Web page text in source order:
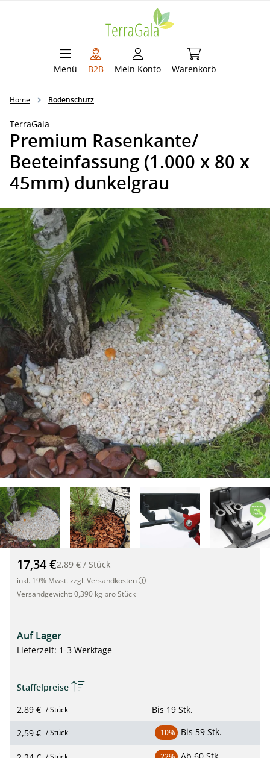
Menü B2B Mein Konto Warenkorb
Warenkorb
Home Bodenschutz
TerraGala
Premium Rasenkante/
Beeteinfassung (1.000 x 80 x
45mm) dunkelgrau
Premium Rasenkante/ Beeteinfassung (1.000 x 80 x 45mm)
17,34 €2,89 € / Stück
inkl. 19% Mwst. zzgl. Versandkosten
Versandgewicht: 0,390 kg pro Stück
Auf Lager
Lieferzeit: 1-3 Werktage
Staffelpreise
2,89 € / Stück Bis 19 Stk.
2,59 € / Stück -10% Bis 59 Stk.